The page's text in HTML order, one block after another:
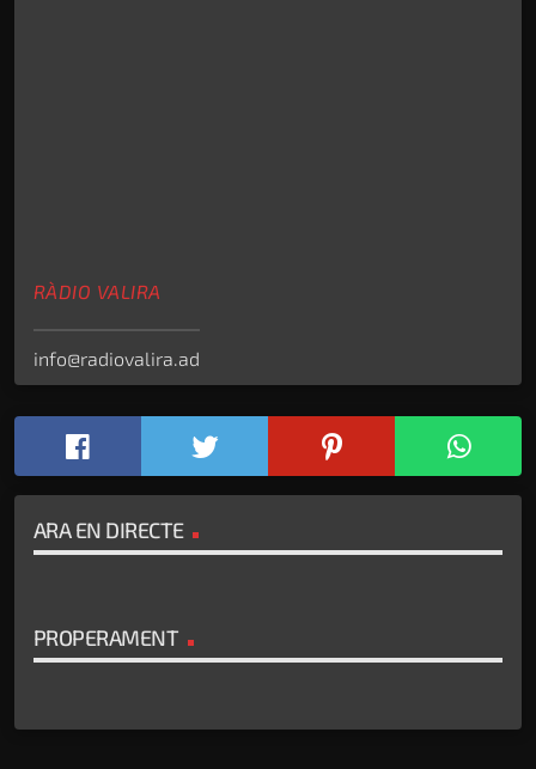
RÀDIO VALIRA
info@radiovalira.ad
ARA EN DIRECTE
PROPERAMENT